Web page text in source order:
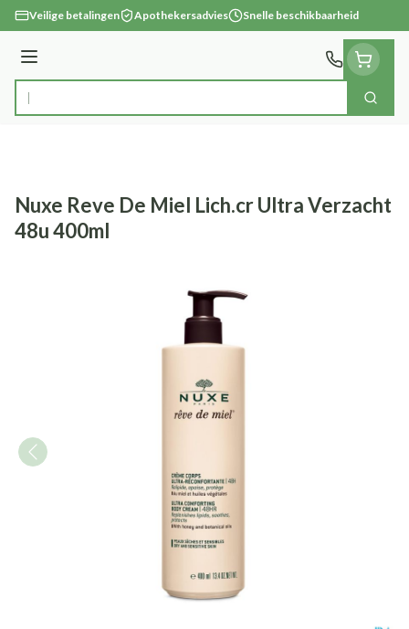
Ga naar de inhoud
Veilige betalingen Apothekersadvies Snelle beschikbaarheid
Menu
Product, merk, categorie... Zoek
Nuxe Reve De Miel Lich.cr Ultra Verzacht
48u 400ml